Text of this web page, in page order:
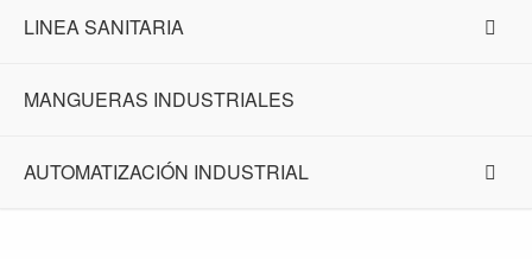
LINEA SANITARIA
MANGUERAS INDUSTRIALES
AUTOMATIZACIÓN INDUSTRIAL